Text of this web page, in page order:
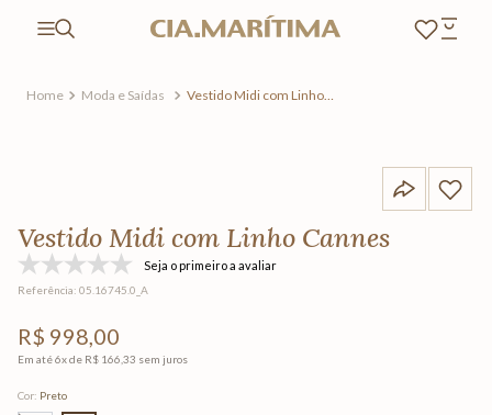
Moda e Saídas
Vestido Midi com Linho
Vestido Midi com Linho Cannes
Seja o primeiro a avaliar
Referência: 05.16745.0_A
R$ 998,00
Em até6x de R$ 166 33 sem juros
Cor: Preto